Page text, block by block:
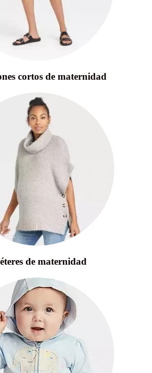
cortos de maternidad
de maternidad